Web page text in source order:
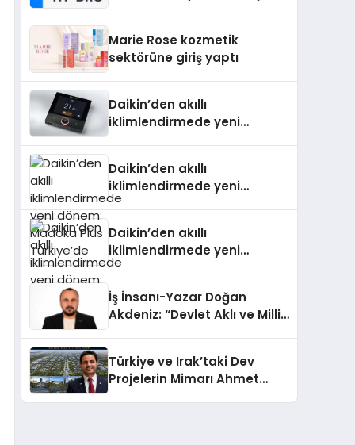
Aldı
Marie Rose kozmetik
sektörüne giriş yaptı
Daikin’den akıllı
iklimlendirmede yeni
Daikin’den akıllı
iklimlendirmede yeni
dönem: Madoka Plus
Daikin’den akıllı
iklimlendirmede yeni
dönem: Madoka Plus
İş İnsanı-Yazar Doğan
Akdeniz: “Devlet Aklı ve Milli
Türkiye ve Irak’taki Dev
Projelerin Mimarı Ahmet